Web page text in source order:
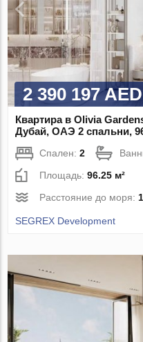
2 390 197 AED
Квартира в Olivia
Дубай, ОАЭ 2 спальни,
Спален:2
Площадь:96.25 м²
Расстояние до моря:
SEGREX Development